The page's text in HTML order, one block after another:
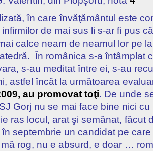
în care învăţământul este
de mai sus li s-ar fi pus
calce neam de neamul lor pe
În românica s-a întâmplat
s-au meditat între ei, s-au
astfel încât la următoarea
au promovat toţi. De unde
Gorj nu se mai face bine nici
ras locul, arat şi semănat, făcut
septembrie un candidat pe
rog, nu e absurd, e doar …